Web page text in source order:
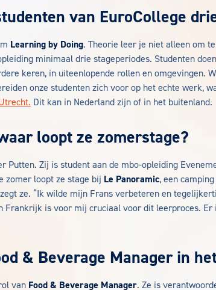
van EuroCollege
Learning by Doing. Theorie leer je niet alleen om
minimaal drie stageperiodes. Studenten
keren, in uiteenlopende rollen en omgevingen.
onze studenten zich voor op het echte werk,
Dit kan in Nederland zijn of in het buitenland.
loopt ze zomerstage?
Putten. Zij is student aan de mbo-opleiding
zomer loopt ze stage bij Le Panoramic, een
ze. “Ik wilde mijn Frans verbeteren en
Frankrijk is voor mij cruciaal voor dit leerproces.
& Beverage Manager in
van Food & Beverage Manager. Ze is